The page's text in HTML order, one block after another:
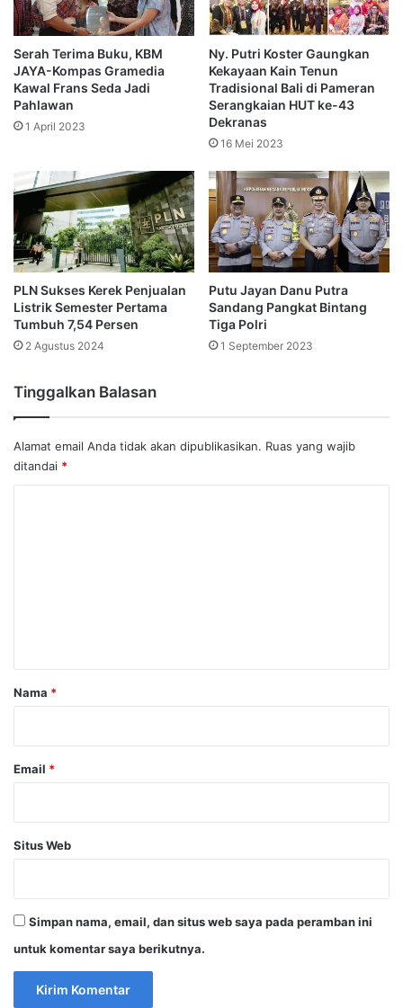
Serah Terima Buku, KBM
JAYA-Kompas Gramedia
Kawal Frans Seda Jadi
Pahlawan
1 April 2023
Ny. Putri Koster Gaungkan
Kekayaan Kain Tenun
Tradisional Bali di Pameran
Serangkaian HUT ke-43
Dekranas
16 Mei 2023
PLN Sukses Kerek Penjualan
Listrik Semester Pertama
Tumbuh 7,54 Persen
2 Agustus 2024
Putu Jayan Danu Putra
Sandang Pangkat Bintang
Tiga Polri
1 September 2023
Tinggalkan Balasan
Alamat email Anda tidak akan dipublikasikan. Ruas yang wajib
ditandai *
rNama *
Email *
Situs Web
Simpan nama, email, dan situs web saya pada peramban ini
untuk komentar saya berikutnya.